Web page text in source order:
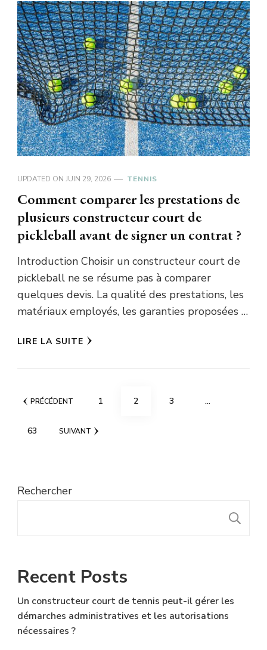
UPDATED ON JUIN 29, 2026 TENNIS
Comment comparer les prestations de
plusieurs constructeur court de
pickleball avant de signer un contrat ?
Introduction Choisir un constructeur court de
pickleball ne se résume pas à comparer
quelques devis. La qualité des prestations, les
matériaux employés, les garanties proposées …
LIRE LA SUITE
Pagination
publications
PRÉCÉDENT PAGE
1 PAGE
2 PAGE
3 …
PAGE
63 SUIVANT
Rechercher
Recent Posts
Un constructeur court de tennis peut-il gérer les
démarches administratives et les autorisations
nécessaires ?